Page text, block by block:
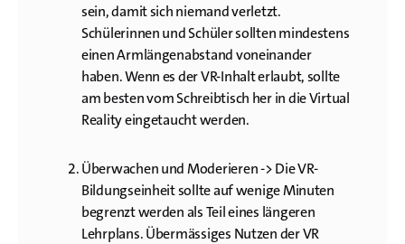
sein, damit sich niemand verletzt.
Schülerinnen und Schüler sollten mindestens
einen Armlängenabstand voneinander
haben. Wenn es der VR-Inhalt erlaubt, sollte
am besten vom Schreibtisch her in die Virtual
Reality eingetaucht werden.
Überwachen und Moderieren -> Die VR-
Bildungseinheit sollte auf wenige Minuten
begrenzt werden als Teil eines längeren
Lehrplans. Übermässiges Nutzen der VR